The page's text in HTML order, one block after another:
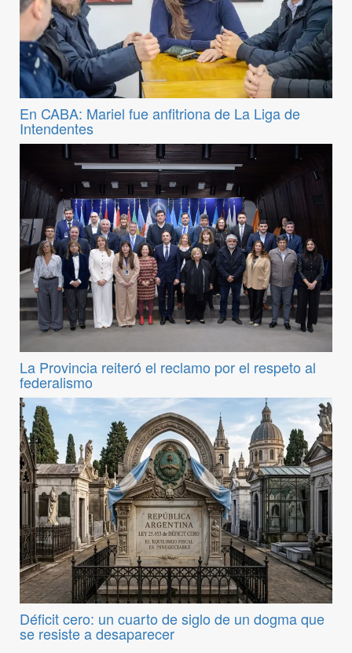
En CABA: Mariel fue anfitriona de La Liga de
Intendentes
La Provincia reiteró el reclamo por el respeto al
federalismo
Déficit cero: un cuarto de siglo de un dogma que
se resiste a desaparecer